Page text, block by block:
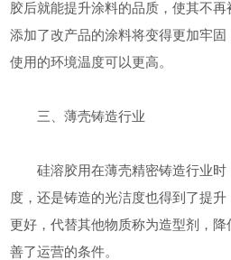
胶后就能提升涂料的品质，使其不
添加了改产品的涂料将变得更加牢固
使用的环境温度可以更高。
三、薄壳铸造行业
硅溶胶用在薄壳精密铸造行业时
度，还是铸造的光洁度也得到了提
更好，代替其他物质称为造型剂，
善了运营的条件。